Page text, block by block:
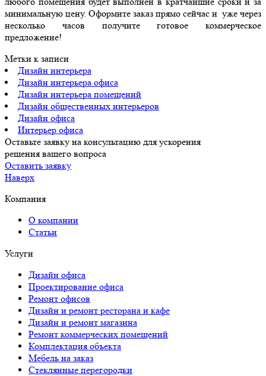
минимальную цену. Оформите заказ прямо сейчас и уже через
несколько часов получите готовое коммерческое
предложение!
Метки к записи
Дизайн интерьера
Дизайн интерьера офиса
Дизайн интерьера помещений
Дизайн общественных интерьеров
Дизайн офиса
Интерьер офиса
Оставьте заявку на консультацию для ускорения
решения вашего вопроса
Оставить заявку
Наверх
Компания
О компании
Статьи
Услуги
Дизайн офиса
Проектирование офиса
Ремонт офисов
Дизайн и ремонт ресторана и кафе
Дизайн и ремонт магазина
Ремонт коммерческих помещений
Комплектация объекта
Мебель на заказ
Стеклянные перегородки